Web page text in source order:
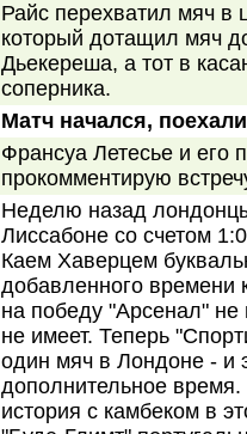
Райс перехватил мяч в
который дотащил мяч
Дьекереша, а тот в
соперника.
Матч начался,
Франсуа Летесье и его
прокомментирую
Неделю назад
Лиссабоне со счетом
Каем Хаверцем
добавленного времени
на победу "Арсенал" не
не имеет. Теперь
один мяч в Лондоне - и
дополнительное
история с камбеком в